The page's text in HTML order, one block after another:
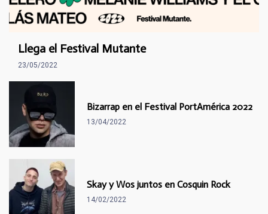
Llega el Festival Mutante
23/05/2022
Bizarrap en el Festival PortAmérica 2022
13/04/2022
Skay y Wos juntos en Cosquin Rock
14/02/2022